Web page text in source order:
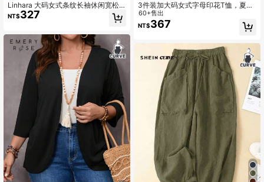
Linhara 大码女式条纹长袖休闲宽松
纽扣前襟衬衫
NT$327
3件装加大码女式字母印花T恤，夏季
短袖圆领休闲T恤，女式上衣
60+售出
NT$367